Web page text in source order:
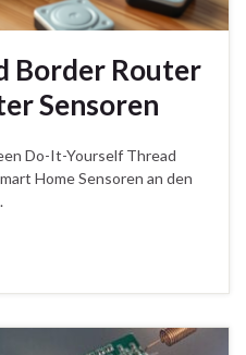
Border Router
Sensoren
Do-It-Yourself Thread
Home Sensoren an den